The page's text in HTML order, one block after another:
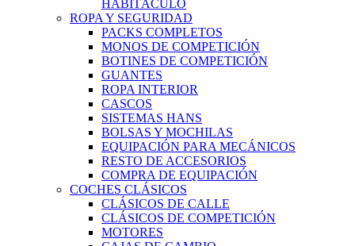
HABITÁCULO
ROPA Y SEGURIDAD
PACKS COMPLETOS
MONOS DE COMPETICIÓN
BOTINES DE COMPETICIÓN
GUANTES
ROPA INTERIOR
CASCOS
SISTEMAS HANS
BOLSAS Y MOCHILAS
EQUIPACIÓN PARA MECÁNICOS
RESTO DE ACCESORIOS
COMPRA DE EQUIPACIÓN
COCHES CLÁSICOS
CLÁSICOS DE CALLE
CLÁSICOS DE COMPETICIÓN
MOTORES